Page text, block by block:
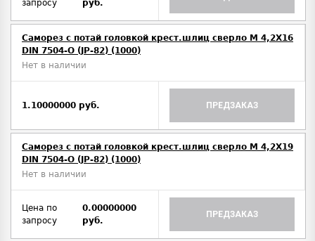
запросу руб.
Саморез с потай головкой крест.шлиц сверло М 4,2Х16
DIN 7504-O (JP-82) (1000)
Нет в наличии
1.10000000 руб. ПРЕДЗАКАЗ
Саморез с потай головкой крест.шлиц сверло М 4,2Х19
DIN 7504-O (JP-82) (1000)
Нет в наличии
Цена по
запросу
0.00000000
руб.
ПРЕДЗАКАЗ